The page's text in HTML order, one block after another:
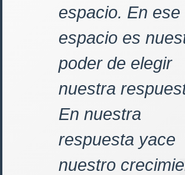
espacio. En ese
espacio es
poder de elegir
nuestra
En nuestra
respuesta yace
nuestro